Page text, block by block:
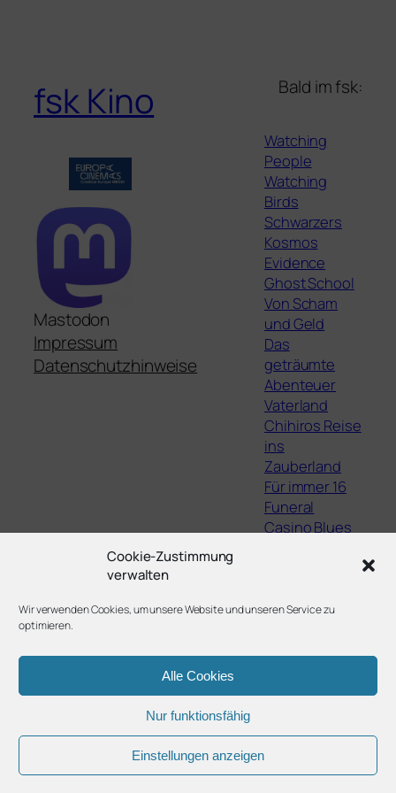
Cookie-Zustimmung
verwalten
Wir verwenden Cookies, um unsere Website und unseren Service zu
optimieren.
Alle Cookies
Nur funktionsfähig
Einstellungen anzeigen
fsk Kino
Mastodon
Impressum
Datenschutzhinweise
Bald im fsk:
Watching
People
Watching
Birds
Schwarzers
Kosmos
Evidence
Ghost School
Von Scham
und Geld
Das
geträumte
Abenteuer
Vaterland
Chihiros Reise
ins
Zauberland
Für immer 16
Funeral
Casino Blues
Filme von Jean
Twenty Twenty-Five Gestaltet mit